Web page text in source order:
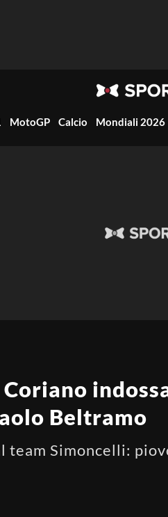
MotoGP Calcio Mondiali 2026
Beltramo
team Simoncelli: